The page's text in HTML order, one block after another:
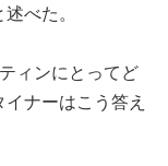
べた。
ィンにとってど
ナーはこう答え